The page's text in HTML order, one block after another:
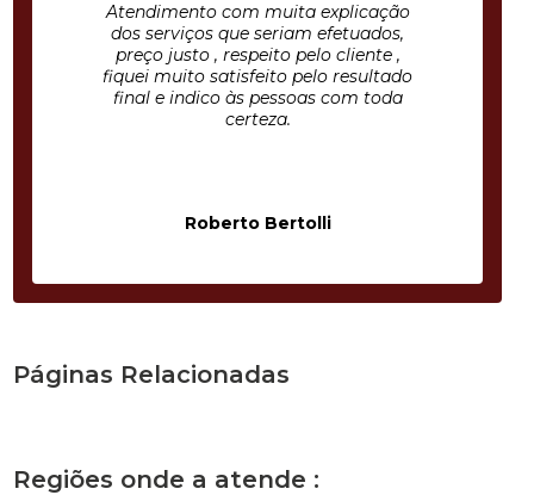
Atendimento com muita explicação
dos serviços que seriam efetuados,
preço justo , respeito pelo cliente ,
fiquei muito satisfeito pelo resultado
final e indico às pessoas com toda
certeza.
Roberto Bertolli
Páginas Relacionadas
Regiões onde a atende :